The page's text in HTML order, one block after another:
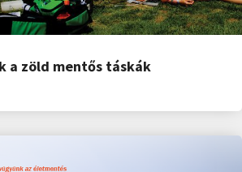
a zöld mentős táskák